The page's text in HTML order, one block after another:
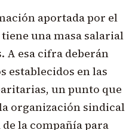
aportada por el
una masa salarial
A esa cifra deberán
establecidos en las
un punto que
organización sindical
la compañía para